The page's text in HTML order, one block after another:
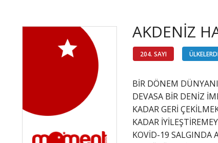
AKDENİZ
204. SAYI
BİR DÖNEM
DEVASA BİR DENİZ
KADAR GERİ
KADAR
KOVİD-19 SALGINDA